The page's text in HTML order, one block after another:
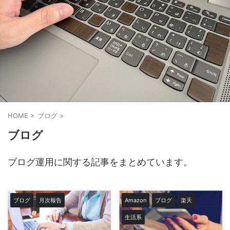
HOME > ブログ >
ブログ
ブログ運用に関する記事をまとめています。
ブログ 月次報告 Amazon ブログ 楽天
生活系